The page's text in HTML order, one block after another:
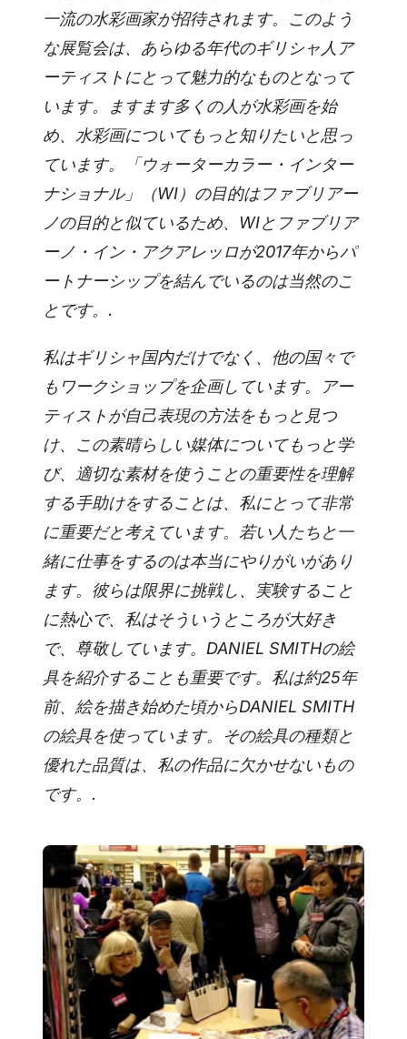
一流の水彩画家が招待されます。このよう
な展覧会は、あらゆる年代のギリシャ人ア
ーティストにとって魅力的なものとなって
います。ますます多くの人が水彩画を始
め、水彩画についてもっと知りたいと思っ
ています。「ウォーターカラー・インター
ナショナル」（WI）の目的はファブリアー
ノの目的と似ているため、WIとファブリア
ーノ・イン・アクアレッロが2017年からパ
ートナーシップを結んでいるのは当然のこ
とです。.
私はギリシャ国内だけでなく、他の国々で
もワークショップを企画しています。アー
ティストが自己表現の方法をもっと見つ
け、この素晴らしい媒体についてもっと学
び、適切な素材を使うことの重要性を理解
する手助けをすることは、私にとって非常
に重要だと考えています。若い人たちと一
緒に仕事をするのは本当にやりがいがあり
ます。彼らは限界に挑戦し、実験すること
に熱心で、私はそういうところが大好き
で、尊敬しています。DANIEL SMITHの絵
具を紹介することも重要です。私は約25年
前、絵を描き始めた頃からDANIEL SMITH
の絵具を使っています。その絵具の種類と
優れた品質は、私の作品に欠かせないもの
です。.